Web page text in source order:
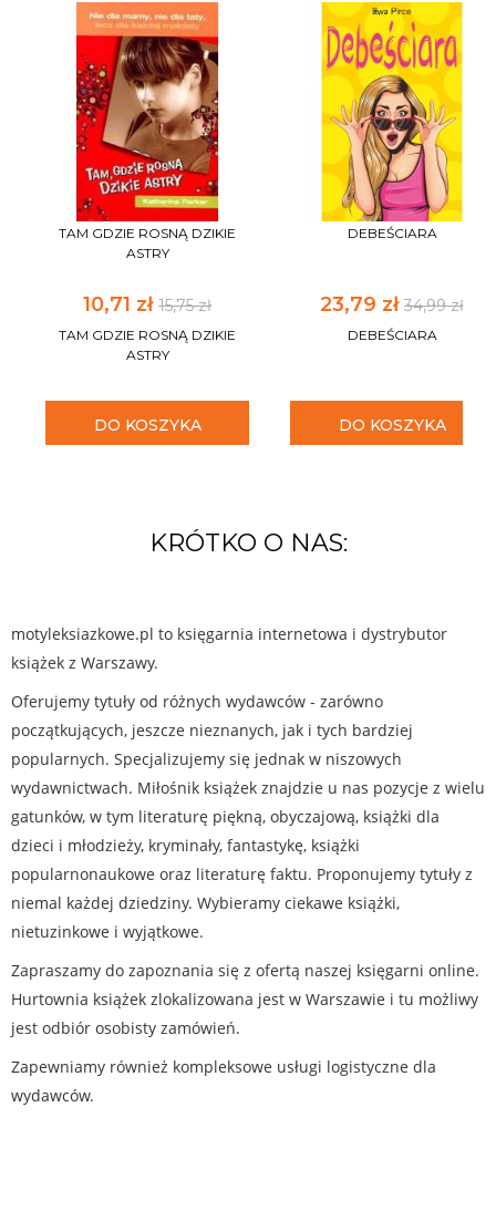
TAM GDZIE ROSNĄ DZIKIE
ASTRY
10,71 zł 15,75 zł
TAM GDZIE ROSNĄ DZIKIE
ASTRY
DO KOSZYKA
DEBEŚCIARA
23,79 zł 34,99 zł
DEBEŚCIARA
DO KOSZYKA
KRÓTKO O NAS:
motyleksiazkowe.pl to księgarnia internetowa i dystrybutor
książek z Warszawy.
Oferujemy tytuły od różnych wydawców - zarówno
początkujących, jeszcze nieznanych, jak i tych bardziej
popularnych. Specjalizujemy się jednak w niszowych
wydawnictwach. Miłośnik książek znajdzie u nas pozycje z wielu
gatunków, w tym literaturę piękną, obyczajową, książki dla
dzieci i młodzieży, kryminały, fantastykę, książki
popularnonaukowe oraz literaturę faktu. Proponujemy tytuły z
niemal każdej dziedziny. Wybieramy ciekawe książki,
nietuzinkowe i wyjątkowe.
Zapraszamy do zapoznania się z ofertą naszej księgarni online.
Hurtownia książek zlokalizowana jest w Warszawie i tu możliwy
jest odbiór osobisty zamówień.
Zapewniamy również kompleksowe usługi logistyczne dla
wydawców.